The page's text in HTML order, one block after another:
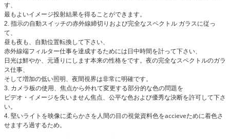
す、
最もよいイメージ投射結果を得ることができます。
2. 指示の自動スイッチの赤外線締切りおよび完全なスペクトル ガラスに従っ
て、
昼も夜も、自動位置転換して下さい、
赤外線端フィルター仕事を達成するためには日中時間を計って下さい、
日光は鮮やか、元通りにします本来の性格をです。夜の完全なスペクトルのガラ
ス仕事、
そして増加の低い照明、夜間視界は非常に明確です。
3. カメラ板の使用、焦点から外れて変更する部分的な色の問題を
ビデオ・イメージを失いません焦点、公平な色および優秀な決断を許可して下さ
い。
4. 堅いライトを映像に柔らかさを人間の目の視覚資料色をaccieveために着色さ
せますろ過するため。